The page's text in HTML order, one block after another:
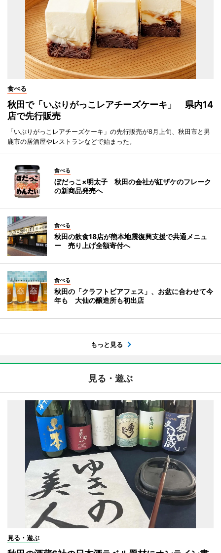
食べる
秋田で「いぶりがっこレアチーズケーキ」 県内14
店で先行販売
「いぶりがっこレアチーズケーキ」の先行販売が8月上旬、秋田市と男
鹿市の居酒屋やレストランなどで始まった。
食べる
ぼだっこ×明太子 秋田の会社が紅ザケのフレーク
の新商品発売へ
食べる
秋田の飲食18店が熊本地震復興支援で共通メニュ
ー 売り上げ全額寄付へ
食べる
秋田の「クラフトビアフェス」、お盆に合わせて今
年も 大仙の醸造所も初出店
もっと見る
見る・遊ぶ
見る・遊ぶ